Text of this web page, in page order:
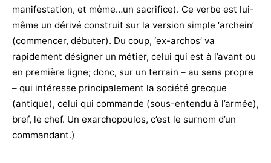
manifestation, et même…un sacrifice). Ce verbe est lui-
même un dérivé construit sur la version simple ‘archein’
(commencer, débuter). Du coup, ‘ex-archos’ va
rapidement désigner un métier, celui qui est à l’avant ou
en première ligne; donc, sur un terrain – au sens propre
– qui intéresse principalement la société grecque
(antique), celui qui commande (sous-entendu à l’armée),
bref, le chef. Un exarchopoulos, c’est le surnom d’un
commandant.)